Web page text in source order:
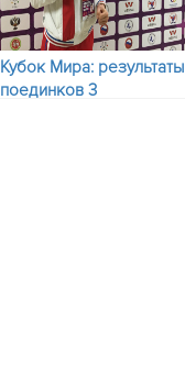
Кубок Мира: результаты
поединков 3